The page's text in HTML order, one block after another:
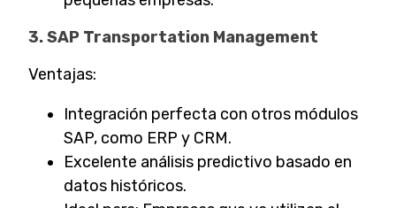
3. SAP Transportation Management
Ventajas:
Integración perfecta con otros módulos
SAP, como ERP y CRM.
Excelente análisis predictivo basado en
datos históricos.